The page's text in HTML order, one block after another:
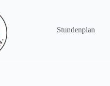
Stundenplan